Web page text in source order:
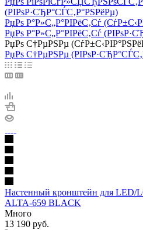
(РІРѕР·СЂР°СЃС‚Р°РЅРёРµ)
РџРѕ Р°Р»С„Р°РІРёС‚Сѓ
РџРѕ Р°Р»С„Р°РІРёС‚Сѓ
РџРѕ С†РµРЅРµ
РџРѕ С†РµРЅРµ
Настенный кронштейн для LED/
ALTA-659 BLACK
Много
13 190 руб.